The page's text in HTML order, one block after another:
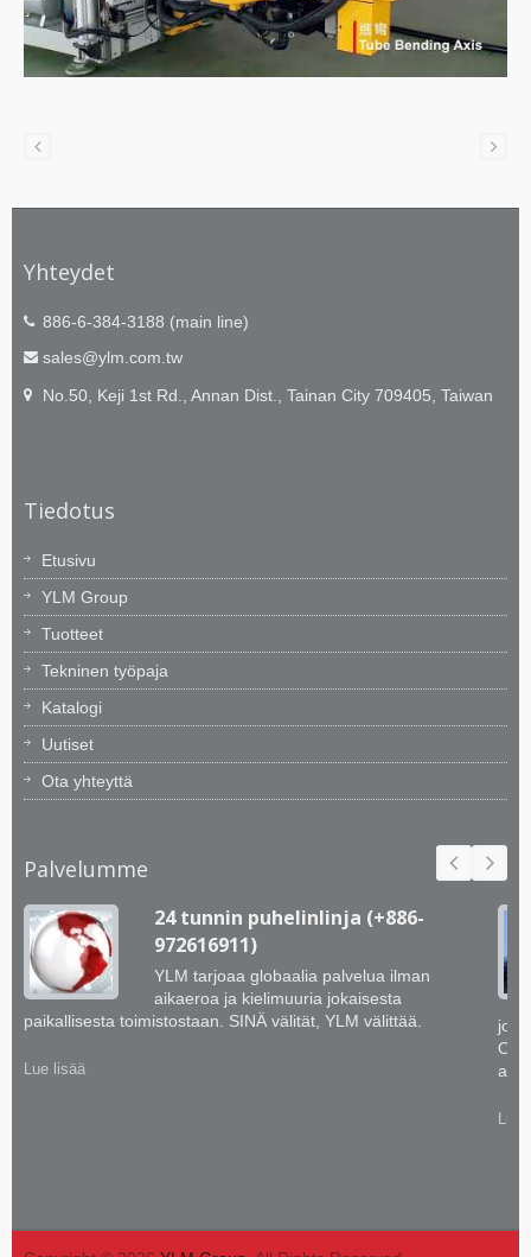
Yhteydet
886-6-384-3188 (main line)
sales@ylm.com.tw
No.50, Keji 1st Rd., Annan Dist., Tainan City 709405, Taiwan
Tiedotus
Etusivu
YLM Group
Tuotteet
Tekninen työpaja
Katalogi
Uutiset
Ota yhteyttä
Palvelumme
24 tunnin puhelinlinja (+886-
972616911)
YLM tarjoaa globaalia palvelua ilman
aikaeroa ja kielimuuria jokaisesta
paikallisesta toimistostaan. SINÄ välität, YLM välittää.
Lue lisää